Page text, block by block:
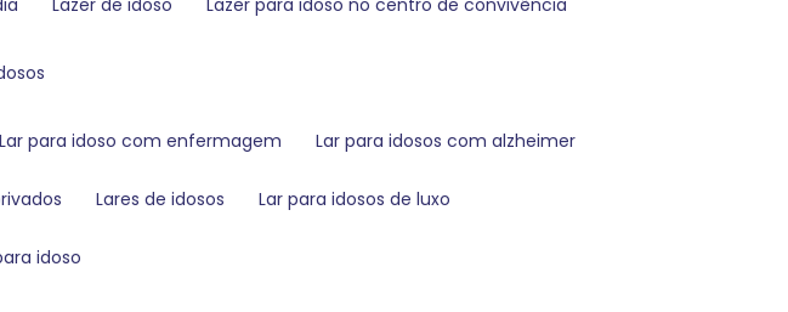
lazer de idoso lazer para idoso no centro de convivência
lar para idoso com enfermagem lar para idosos com alzheimer
lares de idosos lar para idosos de luxo
idoso